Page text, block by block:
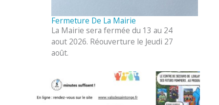
Fermeture De La Mairie
La Mairie sera fermée du 13 au 24
aout 2026. Réouverture le Jeudi 27
août.